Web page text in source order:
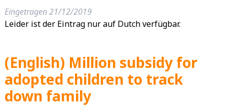
Eingetragen21/12/2019
Leider ist der Eintrag nur auf Dutch verfügbar.
(English) Million subsidy for
adopted children to track
down family